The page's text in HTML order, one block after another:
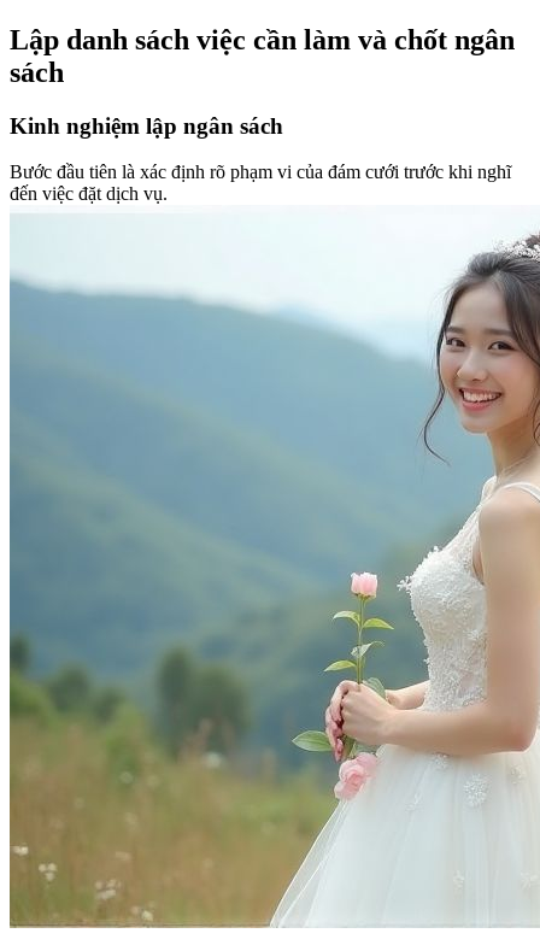
Lập danh sách việc cần làm và chốt ngân
sách
Kinh nghiệm lập ngân sách
Bước đầu tiên là xác định rõ phạm vi của đám cưới trước khi nghĩ
đến việc đặt dịch vụ.